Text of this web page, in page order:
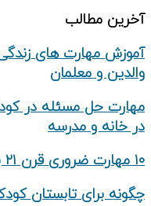
آخرین مطالب
آموزش مهارت های
والدین و معلمان
مهارت حل مسئله در
در خانه و مدرسه
۱۰ مهارت ضروری قرن ۲۱ برای کودکان دبستانی
چگونه برای تابستان